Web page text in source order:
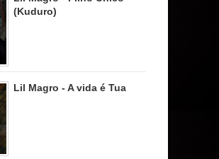
(Kuduro)
Lil Magro - A vida é Tua